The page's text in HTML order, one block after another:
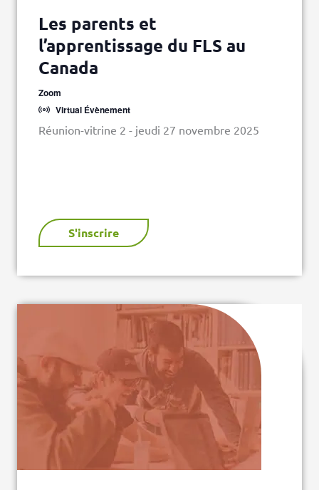
Les parents et
l’apprentissage du FLS au
Canada
Zoom
Virtual Évènement
Réunion-vitrine 2 - jeudi 27 novembre 2025
S'inscrire